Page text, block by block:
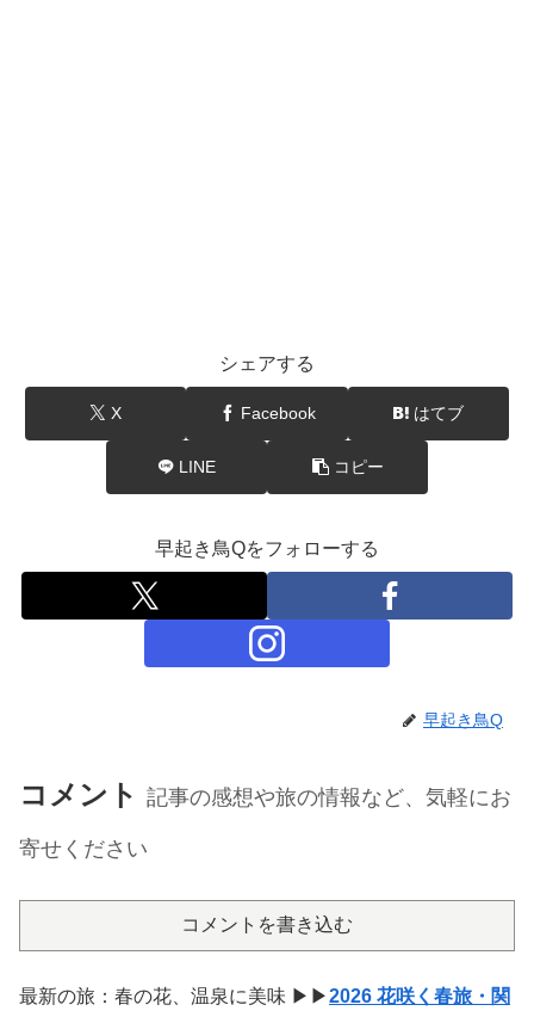
シェアする
X Facebook はてブ
LINE コピー
早起き鳥Qをフォローする
早起き鳥Q
コメント 記事の感想や旅の情報など、気軽にお
寄せください
コメントを書き込む
最新の旅：春の花、温泉に美味 ▶▶2026 花咲く春旅・関